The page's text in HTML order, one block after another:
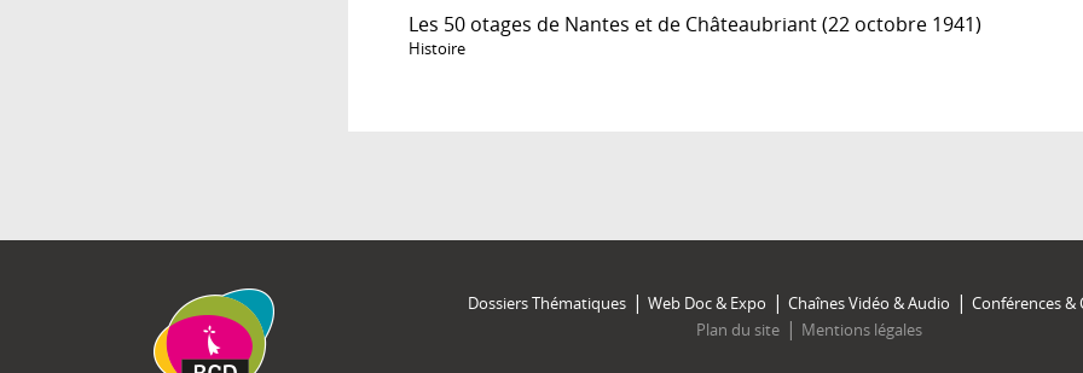
Les 50 otages de Nantes et de Châteaubriant (22 octobre 1941)
Histoire
Dossiers Thématiques Web Doc & Expo Chaînes Vidéo & Audio
Conférences &
Plan du site
Mentions légales